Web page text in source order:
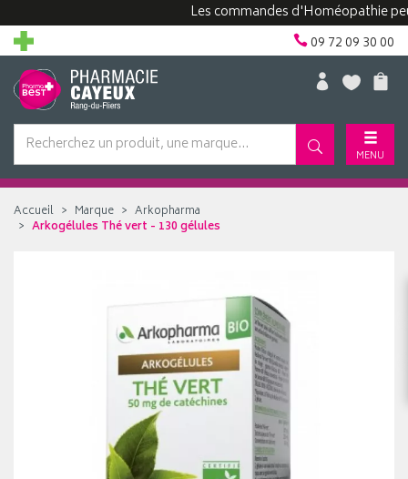
Les commandes d'Homéopathie
09 72 09 30 00
MENU
Accueil Marque
Arkopharma
Arkogélules Thé vert - 130 gélules